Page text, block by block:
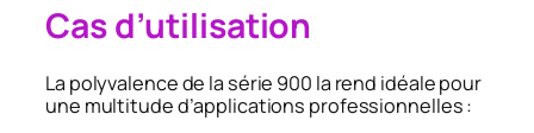
Cas d’utilisation
La polyvalence de la série 900 la rend idéale pour
une multitude d’applications professionnelles :​